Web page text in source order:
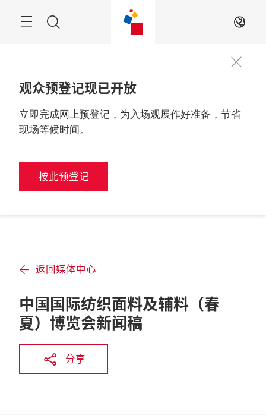
ZH
观众预登记现已开放
立即完成网上预登记，为入场观展作好准备，节省
现场等候时间。
按此预登记
返回媒体中心
中国国际纺织面料及辅料（春
夏）博览会新闻稿
分享